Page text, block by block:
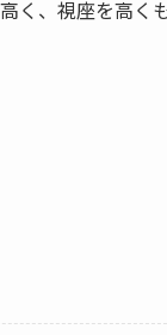
く、視座を高く